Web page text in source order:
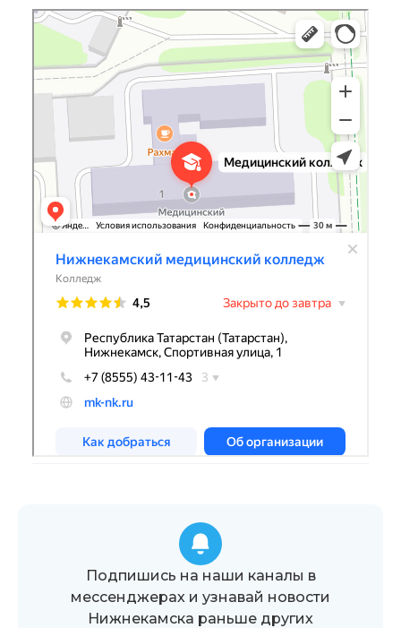
Нижнекамский медицинский колледж
Колледж в Нижнекамске
Подпишись на наши каналы в
мессенджерах и узнавай новости
Нижнекамска раньше других